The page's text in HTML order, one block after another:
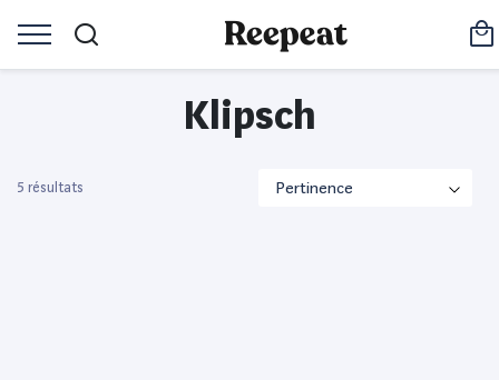
Klipsch
5 résultats